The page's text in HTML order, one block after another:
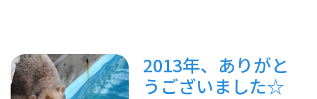
2013年、ありがと
うございました☆